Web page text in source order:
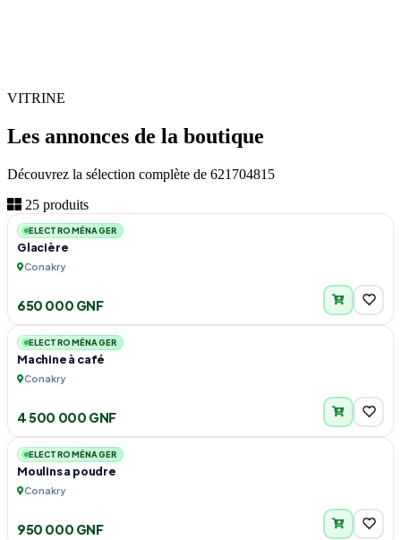
VITRINE
Les annonces de la boutique
Découvrez la sélection complète de 621704815
25 produits
ELECTROMÉNAGER
Glacière
Conakry
650 000 GNF
ELECTROMÉNAGER
Machine à café
Conakry
4 500 000 GNF
ELECTROMÉNAGER
Moulins a poudre
Conakry
950 000 GNF